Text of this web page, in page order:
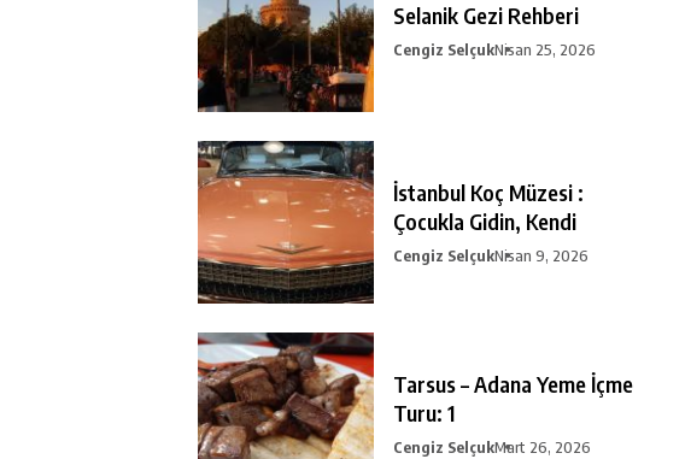
Selanik Gezi Rehberi
Cengiz SelçukNisan 25, 2026
İstanbul Koç Müzesi :
Çocukla Gidin, Kendi
Cengiz SelçukNisan 9, 2026
Tarsus – Adana Yeme İçme
Turu: 1
Cengiz SelçukMart 26, 2026